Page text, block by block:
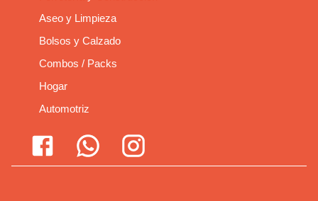
Aseo y Limpieza
Bolsos y Calzado
Combos / Packs
Hogar
Automotriz